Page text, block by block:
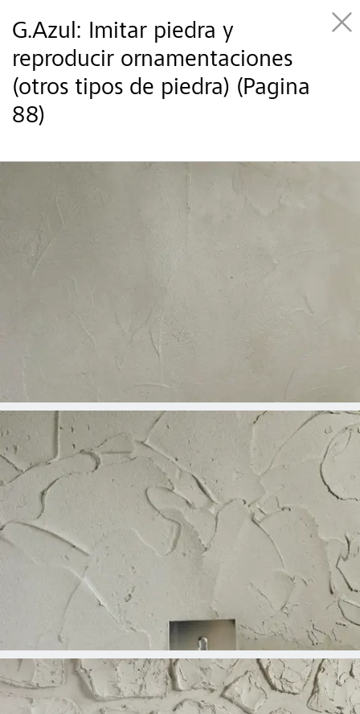
G.Azul: Imitar piedra y
reproducir ornamentaciones
(otros tipos de piedra) (Pagina
88)